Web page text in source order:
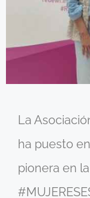
La
ha puesto
pionera en